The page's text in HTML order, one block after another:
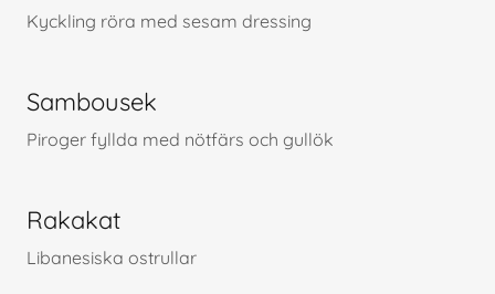
Kyckling röra med sesam dressing
Sambousek
Piroger fyllda med nötfärs och gullök
Rakakat
Libanesiska ostrullar